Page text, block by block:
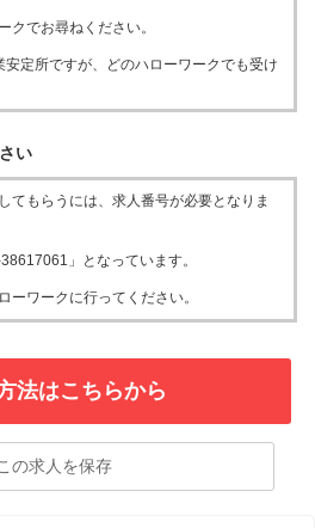
クでお尋ねください。
定所ですが、どのハローワークでも受け
い
てもらうには、求人番号が必要となりま
」となっています。
ーワークに行ってください。
法はこちらから